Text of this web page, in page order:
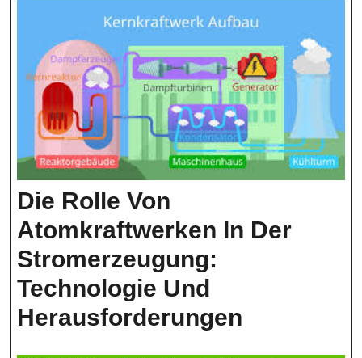
Die Rolle Von
Atomkraftwerken In Der
Stromerzeugung:
Technologie Und
Herausforderungen